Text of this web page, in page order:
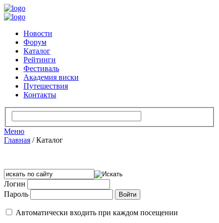
Новости
Форум
Каталог
Рейтинги
Фестиваль
Академия виски
Путешествия
Контакты
Меню
Главная /Каталог
Логин
Пароль
Автоматически входить при каждом посещении